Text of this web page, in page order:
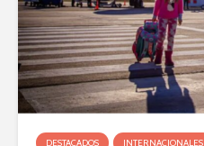
DESTACADOS INTERNACIONALES